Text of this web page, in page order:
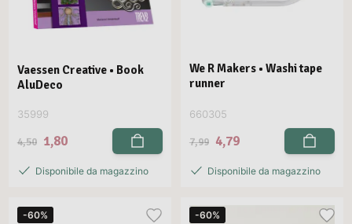
Vaessen Creative • Book
AluDeco
35999
4,50 1,80
Disponibile da magazzino
We R Makers • Washi tape
runner
660305
7,99 4,79
Disponibile da magazzino
-60% -60%